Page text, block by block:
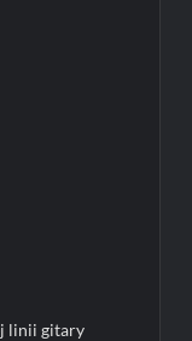
linii gitary